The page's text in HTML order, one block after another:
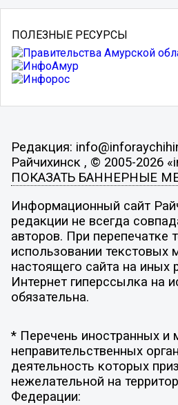
ПОЛЕЗНЫЕ РЕСУРСЫ
Редакция:
Райчихинск , © 2005-2026
ПОКАЗАТЬ БАННЕРНЫЕ
Информационный сайт
редакции не всегда
авторов. При перепечатке
использовании текстовых
настоящего сайта на иных
Интернет гиперссылка на
обязательна.
* Перечень иностранных
неправительственных
деятельность которых
нежелательной на
Федерации: